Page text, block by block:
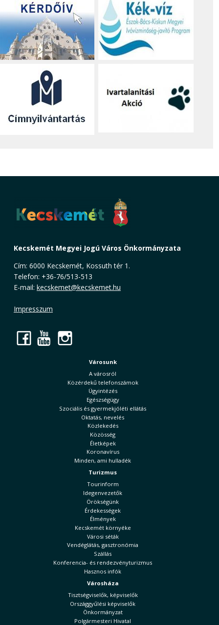
Kecskemét Megyei Jogú Város Önkormányzata
Cím: 6000 Kecskemét, Kossuth tér 1.
Telefon: +36-76/513-513
E-mail: kecskemet@kecskemet.hu
Impresszum
Facebook
YouTube
Városunk
A városról
Közérdekű telefonszámok
Ügyintézés
Egészségügy
Szociális és gyermekjóléti ellátás
Oktatás, nevelés
Közlekedés
Közösség
Életképek
Koronavírus
Minden, ami hulladék
Turizmus
Tourinform
Idegenvezetők
Örökségünk
Érdekességek
Élmények
Kecskemét környéke
Városi séták
Vendéglátás, gasztronómia
Szállás
Konferencia- és rendezvényturizmus
Hasznos infók
Városháza
Tisztségviselők, képviselők
Országgyűlési képviselők
Önkormányzat
Polgármesteri Hivatal